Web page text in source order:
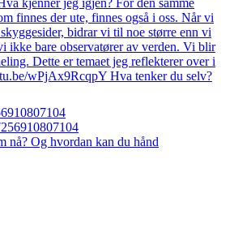
nå? Og hvordan kan du hånd